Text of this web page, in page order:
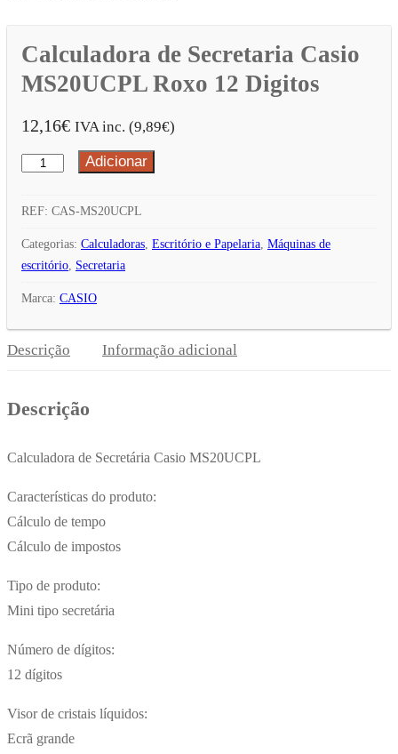
Calculadora de Secretaria Casio
MS20UCPL Roxo 12 Digitos
12,16€ IVA inc. (9,89€)
Quantidade
Calculadora
de
Secretaria
Roxo
12
Adicionar
REF: CAS-MS20UCPL
Categorias: Calculadoras, Escritório e Papelaria, Máquinas de
escritório, Secretaria
Marca: CASIO
Descrição Informação adicional
Descrição
Calculadora de Secretária Casio MS20UCPL
Características do produto:
Cálculo de tempo
Cálculo de impostos
Tipo de produto:
Mini tipo secretária
Número de dígitos:
12 dígitos
Visor de cristais líquidos:
Ecrã grande